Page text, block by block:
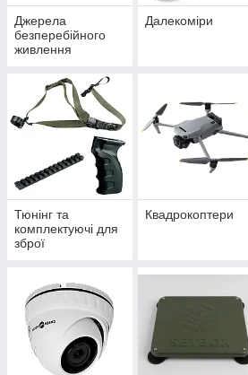
Джерела
безперебійного
живлення
Далекоміри
Тюнінг та
комплектуючі для
зброї
Квадрокоптери